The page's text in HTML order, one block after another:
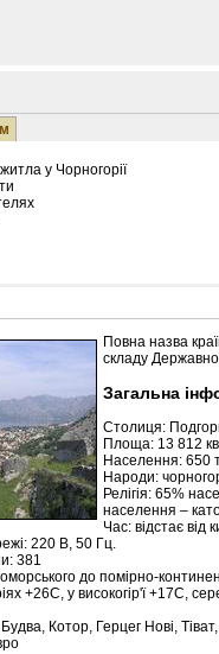
у Чорногорії
про готель на
і цін на вимогу
Повна назва
складу
Загальна
Столиця:
Площа: 13 812
Населення: 650
Народи:
Релігія: 65%
населення –
Час: відстає від
220 В, 50 Гц.
381
до помірно-
+26С, у високогір'ї +17С,
Будва, Котор, Герцег Нові,